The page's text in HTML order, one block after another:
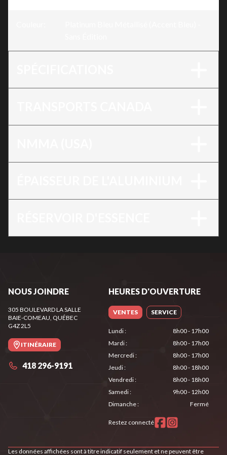
NOUS JOINDRE
305 BOULEVARD LA SALLE
BAIE-COMEAU, QUÉBEC
G4Z 2L5
ITINÉRAIRE
418 296-9191
HEURES D'OUVERTURE
VENTES SERVICE
Lundi:
8h00 - 17h00
Mardi:
8h00 - 17h00
Mercredi:
8h00 - 17h00
Jeudi:
8h00 - 18h00
Vendredi:
8h00 - 18h00
Samedi:
9h00 - 12h00
Dimanche: Fermé
Restez connecté
Les données affichées sont à titre indicatif seulement et ne peuvent être